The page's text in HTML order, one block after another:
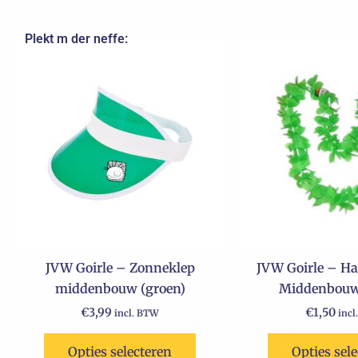
Plekt m der neffe:
JVW Goirle – Zonneklep
middenbouw (groen)
€3,99 incl. BTW
Opties selecteren
JVW Goirle –
€1,50
Opties